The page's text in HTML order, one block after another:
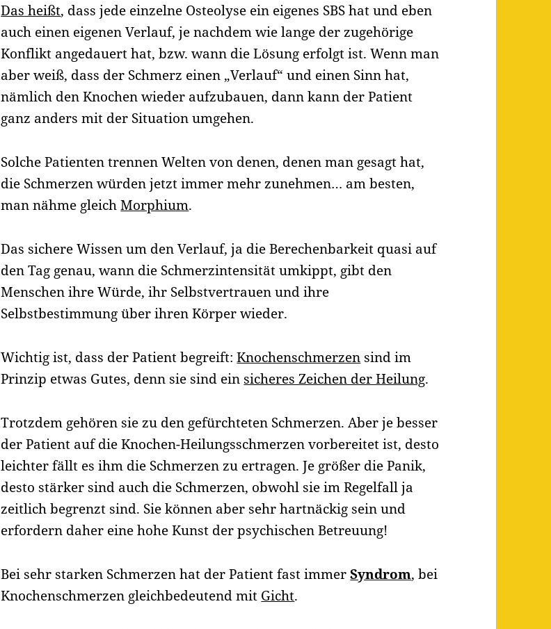
Das heißt, dass jede einzelne Osteolyse ein eigenes SBS hat und eben
auch einen eigenen Verlauf, je nachdem wie lange der zugehörige
Konflikt angedauert hat, bzw. wann die Lösung erfolgt ist. Wenn man
aber weiß, dass der Schmerz einen „Verlauf“ und einen Sinn hat,
nämlich den Knochen wieder aufzubauen, dann kann der Patient
ganz anders mit der Situation umgehen.
Solche Patienten trennen Welten von denen, denen man gesagt hat,
die Schmerzen würden jetzt immer mehr zunehmen… am besten,
man nähme gleichMorphium.
Das sichere Wissen um den Verlauf, ja die Berechenbarkeit quasi auf
den Tag genau, wann die Schmerzintensität umkippt, gibt den
Menschen ihre Würde, ihr Selbstvertrauen und ihre
Selbstbestimmung über ihren Körper wieder.
Wichtig ist, dass der Patient begreift:Knochenschmerzen sind im
Prinzip etwas Gutes, denn sie sind ein sicheres Zeichen der Heilung.
Trotzdem gehören sie zu den gefürchteten Schmerzen. Aber je besser
der Patient auf die Knochen-Heilungsschmerzen vorbereitet ist, desto
leichter fällt es ihm die Schmerzen zu ertragen. Je größer die Panik,
desto stärker sind auch die Schmerzen, obwohl sie im Regelfall ja
zeitlich begrenzt sind. Sie können aber sehr hartnäckig sein und
erfordern daher eine hohe Kunst der psychischen Betreuung!
Bei sehr starken Schmerzen hat der Patient fast immerSyndrom, bei
Knochenschmerzen gleichbedeutend mit Gicht.